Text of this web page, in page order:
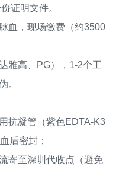
证明文件。
，现场缴费（约3500
高、PG），1-2个工
。
凝管（紫色EDTA-K3
后密封；
至深圳代收点（避免